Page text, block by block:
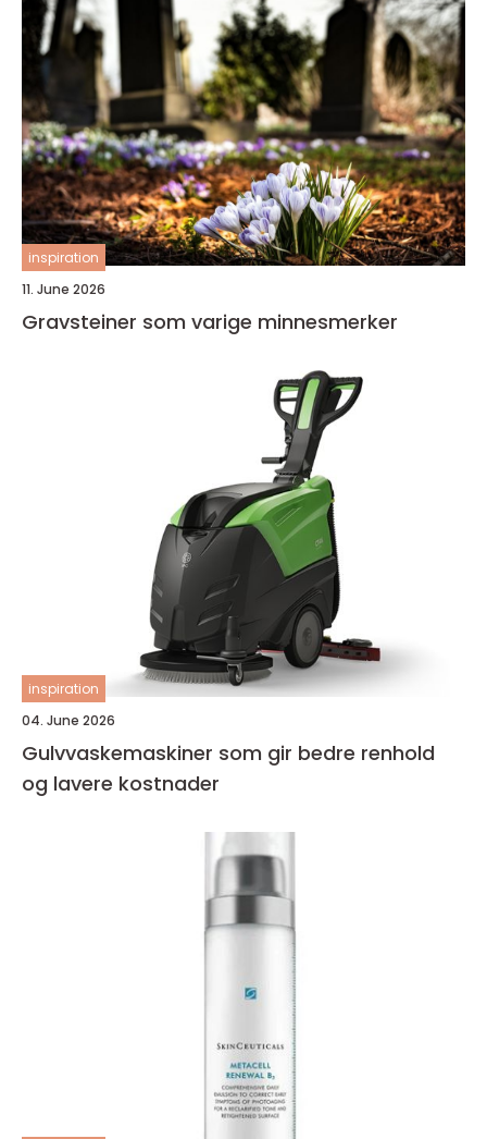
inspiration
11. June 2026
Gravsteiner som varige minnesmerker
inspiration
04. June 2026
Gulvvaskemaskiner som gir bedre renhold
og lavere kostnader